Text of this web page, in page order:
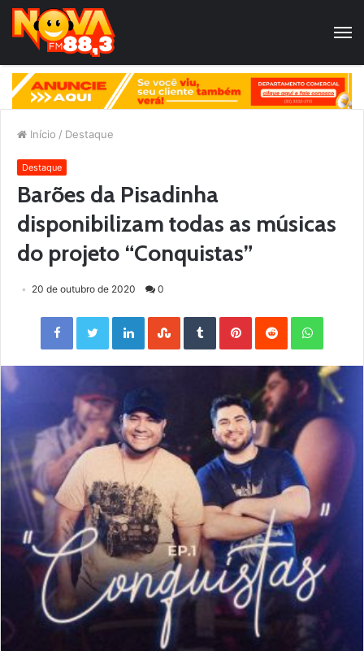
Início / Destaque
Destaque
Barões da Pisadinha
disponibilizam todas as músicas
do projeto “Conquistas”
20 de outubro de 2020 0
Facebook Twitter LinkedIn StumbleUpon Tumblr Pinterest Reddit